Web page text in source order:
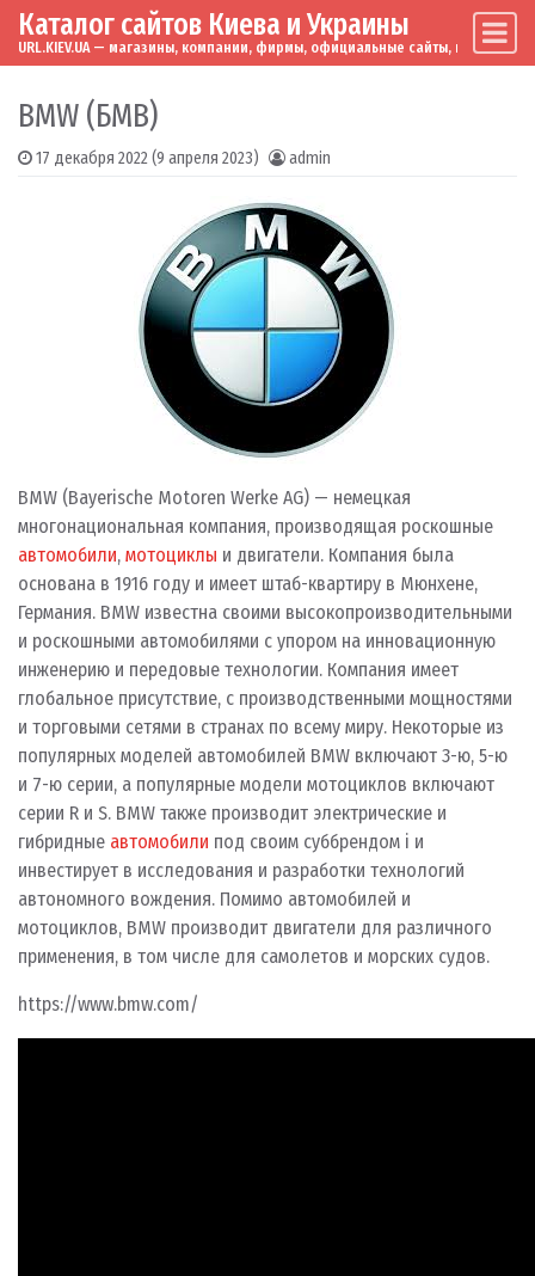
Skip to content
Main Navigation
Каталог сайтов Киева и Украины
URL.KIEV.UA — магазины, компании, фирмы, официальные сайты, мировые
BMW (БМВ)
17 декабря 2022(9 апреля 2023) admin
BMW (Bayerische Motoren Werke AG) — немецкая
многонациональная компания, производящая роскошные
автомобили, мотоциклы и двигатели. Компания была
основана в 1916 году и имеет штаб-квартиру в Мюнхене,
Германия. BMW известна своими высокопроизводительными
и роскошными автомобилями с упором на инновационную
инженерию и передовые технологии. Компания имеет
глобальное присутствие, с производственными мощностями
и торговыми сетями в странах по всему миру. Некоторые из
популярных моделей автомобилей BMW включают 3-ю, 5-ю
и 7-ю серии, а популярные модели мотоциклов включают
серии R и S. BMW также производит электрические и
гибридные автомобили под своим суббрендом i и
инвестирует в исследования и разработки технологий
автономного вождения. Помимо автомобилей и
мотоциклов, BMW производит двигатели для различного
применения, в том числе для самолетов и морских судов.
https://www.bmw.com/